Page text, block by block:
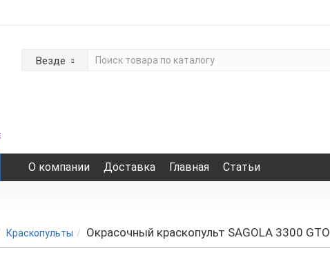
Везде
О компании Доставка Главная Статьи
Краскопульты Окрасочный краскопульт SAGOLA 3300 GTO